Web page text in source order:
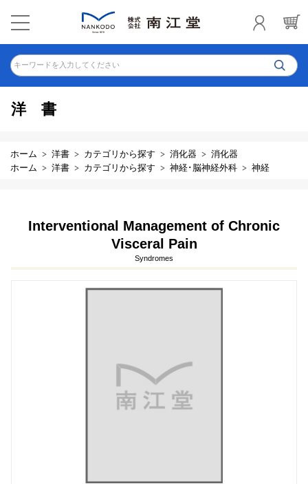
キーワードを入力してください
洋書
ホーム 洋書 カテゴリから探す 消化器
消化器
ホーム
洋書 カテゴリから探す 神経･脳神経外科 神経
Interventional Management of Chronic
Visceral Pain
Syndromes